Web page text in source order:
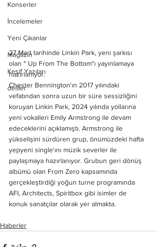
Konserler
İncelemeler
Yeni Çıkanlar
Magazin
Keşif Yazıları
deliler
27 Mart tarihinde Linkin Park, yeni şarkısı
olan " Up From The Bottom"ı yayınlamaya
hazırlanıyor.
Chester Bennington'ın 2017 yılındaki
vefatından sonra uzun bir süre sessizliğini
koruyan Linkin Park, 2024 yılında yollarına
yeni vokalleri Emily Armstrong ile devam
edeceklerini açıklamıştı. Armstrong ile
yükselişini sürdüren grup, önümüzdeki hafta
yepyeni single'ını müzik severler ile
paylaşmaya hazırlanıyor. Grubun geri dönüş
albümü olan From Zero kapsamında
gerçekleştirdiği yoğun turne programında
AFI, Architects, Spiritbox gibi isimler de
konuk sanatçılar olarak yer almakta.
Haberler